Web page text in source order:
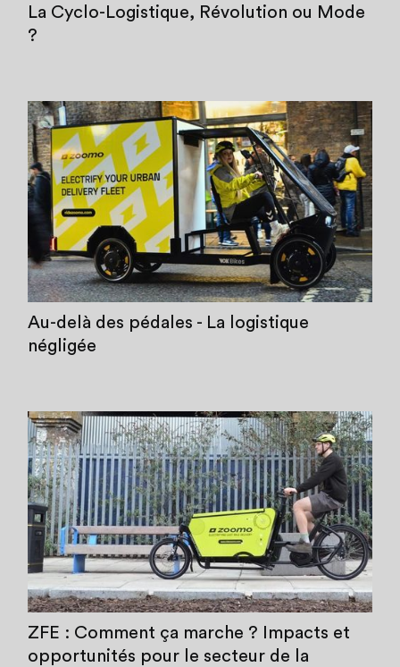
La Cyclo-Logistique, Révolution ou Mode
?
Au-delà des pédales - La logistique
négligée
ZFE : Comment ça marche ? Impacts et
opportunités pour le secteur de la